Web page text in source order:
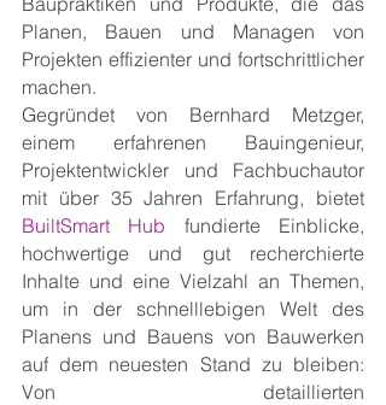
Planen, Bauen und Managen von
Projekten effizienter und fortschrittlicher
machen.
Gegründet von Bernhard Metzger,
einem erfahrenen Bauingenieur,
Projektentwickler und Fachbuchautor
BuiltSmart Hub fundierte Einblicke,
hochwertige und gut recherchierte
Inhalte und eine Vielzahl an Themen,
um in der schnelllebigen Welt des
Planens und Bauens von Bauwerken
auf dem neuesten Stand zu bleiben:
Von detaillierten